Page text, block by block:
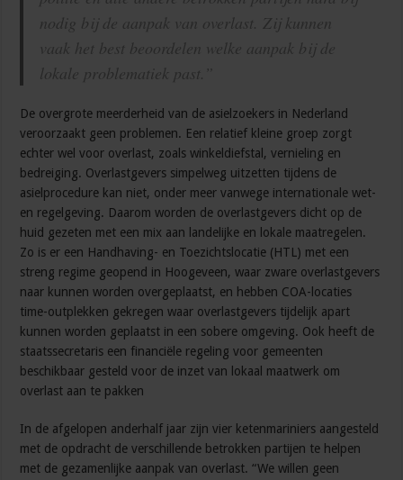
nodig bij de aanpak van overlast. Zij kunnen
vaak het best beoordelen welke aanpak bij de
lokale problematiek past.”
De overgrote meerderheid van de asielzoekers in Nederland
veroorzaakt geen problemen. Een relatief kleine groep zorgt
echter wel voor overlast, zoals winkeldiefstal, vernieling en
bedreiging. Overlastgevers simpelweg uitzetten tijdens de
asielprocedure kan niet, onder meer vanwege internationale wet-
en regelgeving. Daarom worden de overlastgevers dicht op de
huid gezeten met een mix aan landelijke en lokale maatregelen.
Zo is er een Handhaving- en Toezichtslocatie (HTL) met een
streng regime geopend in Hoogeveen, waar zware overlastgevers
naar kunnen worden overgeplaatst, en hebben COA-locaties
time-outplekken gekregen waar overlastgevers tijdelijk apart
kunnen worden geplaatst in een sobere omgeving. Ook heeft de
staatssecretaris een financiële regeling voor gemeenten
beschikbaar gesteld voor de inzet van lokaal maatwerk om
overlast aan te pakken
In de afgelopen anderhalf jaar zijn vier ketenmariniers aangesteld
met de opdracht de verschillende betrokken partijen te helpen
met de gezamenlijke aanpak van overlast. “We willen geen